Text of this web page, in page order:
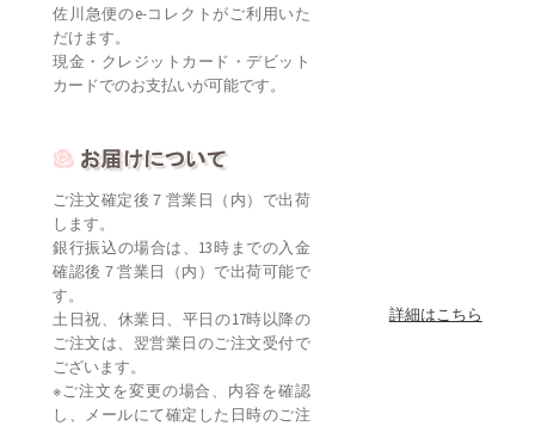
佐川急便のe-コレクトがご利用いた
だけます。
現金・クレジットカード・デビット
カードでのお支払いが可能です。
ご注文確定後７営業日（内）で出荷
します。
銀行振込の場合は、13時までの入金
確認後７営業日（内）で出荷可能で
す。
土日祝、休業日、平日の17時以降の
ご注文は、翌営業日のご注文受付で
ございます。
※ご注文を変更の場合、内容を確認
し、メールにて確定した日時のご注
詳細はこちら